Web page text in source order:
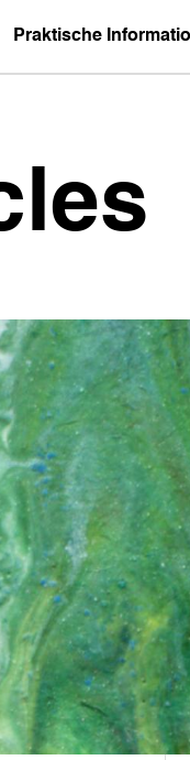
Praktische